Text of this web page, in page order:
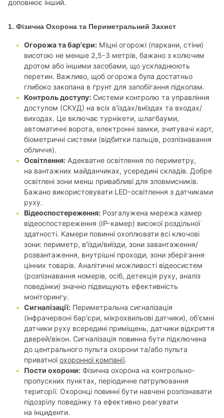
доповнює інший.
1. Фізична Охорона та Периметральний Захист
Огорожа та бар'єри: Міцні огорожі (паркани, стіни)
висотою не менше 2,5-3 метрів, бажано з колючим
дротом або іншими засобами, що ускладнюють
перетин. Важливо, щоб огорожа була достатньо
глибоко закопана в ґрунт для запобігання підкопам.
Контроль доступу: Системи контролю та управління
доступом (СКУД) на всіх в'їздах/виїздах та входах/
виходах. Це включає турнікети, шлагбауми,
автоматичні ворота, електронні замки, зчитувачі карт,
біометричні системи (відбитки пальців, розпізнавання
обличчя).
Освітлення: Адекватне освітлення по периметру,
на вантажних майданчиках, усередині складів. Добре
освітлені зони менш привабливі для зловмисників.
Бажано використовувати LED-освітлення з датчиками
руху.
Відеоспостереження: Розгалужена мережа камер
відеоспостереження (IP-камер) високої роздільної
здатності. Камери повинні охоплювати всі ключові
зони: периметр, в'їзди/виїзди, зони завантаження/
розвантаження, внутрішні проходи, зони зберігання
цінних товарів. Аналітичні можливості відеосистем
(розпізнавання номерів, осіб, детекція руху, аналіз
поведінки) значно підвищують ефективність
моніторингу.
Сигналізації: Периметральна сигналізація
(інфрачервоні бар'єри, мікрохвильові датчики), об'ємні
датчики руху всередині приміщень, датчики відкриття
дверей/вікон. Сигналізація повинна бути підключена
до центрального пульта охорони та/або пульта
приватноїохоронної компанії.
Пости охорони: Фізична охорона на контрольно-
пропускних пунктах, періодичне патрулювання
території. Охоронці повинні бути навчені розпізнавати
підозрілу поведінку та ефективно реагувати
на інциденти.